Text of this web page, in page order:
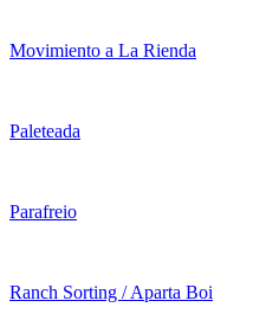
Movimiento a La Rienda
Paleteada
Parafreio
Ranch Sorting / Aparta Boi